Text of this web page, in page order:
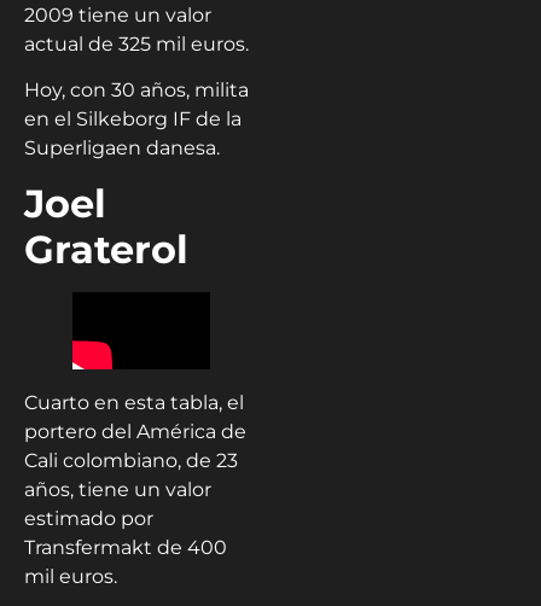
2009 tiene un valor
actual de 325 mil euros.
Hoy, con 30 años, milita
en el Silkeborg IF de la
Superligaen danesa.
Joel
Graterol
Cuarto en esta tabla, el
portero del América de
Cali colombiano, de 23
años, tiene un valor
estimado por
Transfermakt de 400
mil euros.